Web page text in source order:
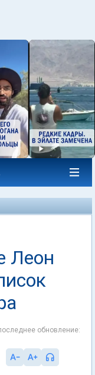
Леон
обновление: